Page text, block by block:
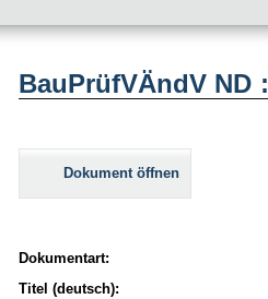
BauPrüfVÄndV ND
Dokument öffnen
Dokumentart:
Titel (deutsch):